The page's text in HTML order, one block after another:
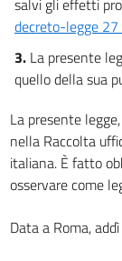
salvi gli effetti
decreto-legge
3. La presente
quello della sua
La presente
nella Raccolta
italiana. È fatto
osservare come
Data a Roma,